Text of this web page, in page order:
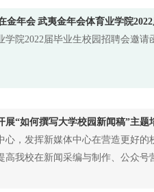
金年会 武夷金年会体育业学院
学院2022届毕业生校园招聘会邀请
展“如何撰写大学校园新闻稿”主题
心，发挥新媒体中心在营造更好
高我校在新闻采编与制作、公众号